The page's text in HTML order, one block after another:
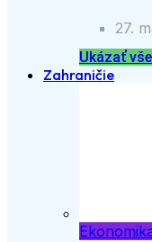
27.
Ukázať
Zahraničie